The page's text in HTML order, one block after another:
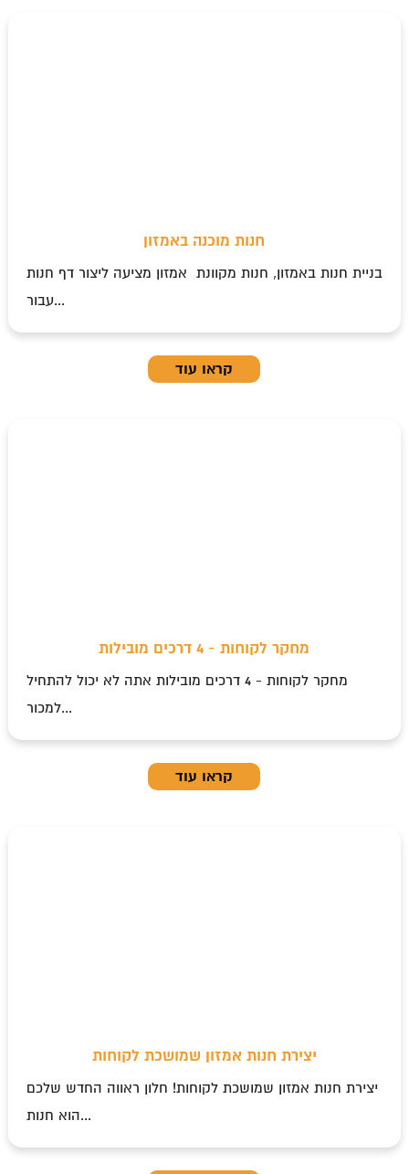
חנות מוכנה באמזון
בניית חנות באמזון, חנות מקוונת אמזון מציעה ליצור דף חנות
עבור...
קראו עוד
מחקר לקוחות - 4 דרכים מובילות
מחקר לקוחות - 4 דרכים מובילות אתה לא יכול להתחיל
למכור...
קראו עוד
יצירת חנות אמזון שמושכת לקוחות
יצירת חנות אמזון שמושכת לקוחות! חלון ראווה החדש שלכם
הוא חנות...